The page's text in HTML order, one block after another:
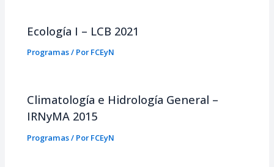
Ecología I – LCB 2021
Programas/ PorFCEyN
Climatología e Hidrología General –
IRNyMA 2015
Programas/ PorFCEyN